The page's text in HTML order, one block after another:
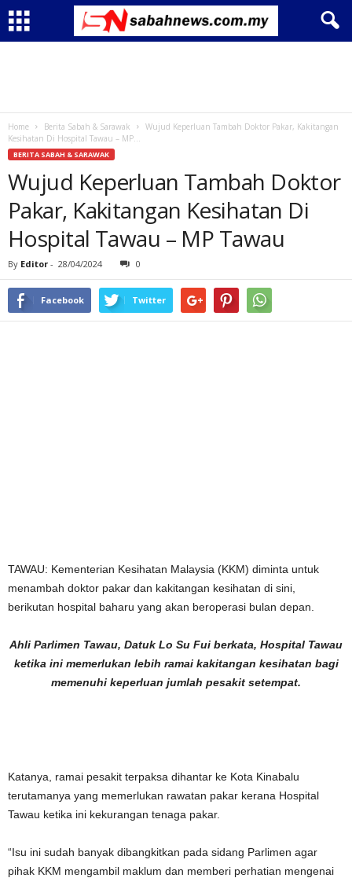
Home Berita Sabah & Sarawak
Wujud Keperluan Tambah Doktor Pakar, Kakitangan
Kesihatan Di Hospital Tawau – MP...
BERITA SABAH & SARAWAK
Wujud Keperluan Tambah Doktor
Pakar, Kakitangan Kesihatan Di
Hospital Tawau – MP Tawau
By Editor - 28/04/2024 0
Facebook Twitter
TAWAU: Kementerian Kesihatan Malaysia (KKM) diminta untuk
menambah doktor pakar dan kakitangan kesihatan di sini,
berikutan hospital baharu yang akan beroperasi bulan depan.
Ahli Parlimen Tawau, Datuk Lo Su Fui berkata, Hospital Tawau
ketika ini memerlukan lebih ramai kakitangan kesihatan bagi
memenuhi keperluan jumlah pesakit setempat.
Katanya, ramai pesakit terpaksa dihantar ke Kota Kinabalu
terutamanya yang memerlukan rawatan pakar kerana Hospital
Tawau ketika ini kekurangan tenaga pakar.
“Isu ini sudah banyak dibangkitkan pada sidang Parlimen agar
pihak KKM mengambil maklum dan memberi perhatian mengenai